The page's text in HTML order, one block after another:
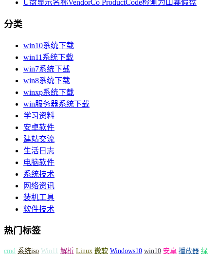
U盘显示名称VendorCo ProductCode检测为山寨假盘
分类
win10系统下载
win11系统下载
win7系统下载
win8系统下载
winxp系统下载
win服务器系统下载
学习资料
安卓软件
建站交流
生活日志
电脑软件
系统技术
网络资讯
装机工具
软件技术
热门标签
cmd 系统iso Win11 解析 Linux 微软 Windows10 win10 安卓 播放器 绿